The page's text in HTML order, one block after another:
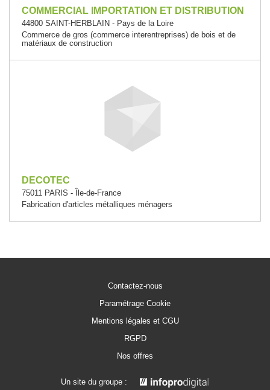
COMMERCIAL IMPORTATION ET DISTRIBUTION
44800 SAINT-HERBLAIN - Pays de la Loire
Commerce de gros (commerce interentreprises) de bois et de
matériaux de construction
DECOTEC
75011 PARIS - Île-de-France
Fabrication d'articles métalliques ménagers
Contactez-nous
Paramétrage Cookie
Mentions légales et CGU
RGPD
Nos offres
Un site du groupe :